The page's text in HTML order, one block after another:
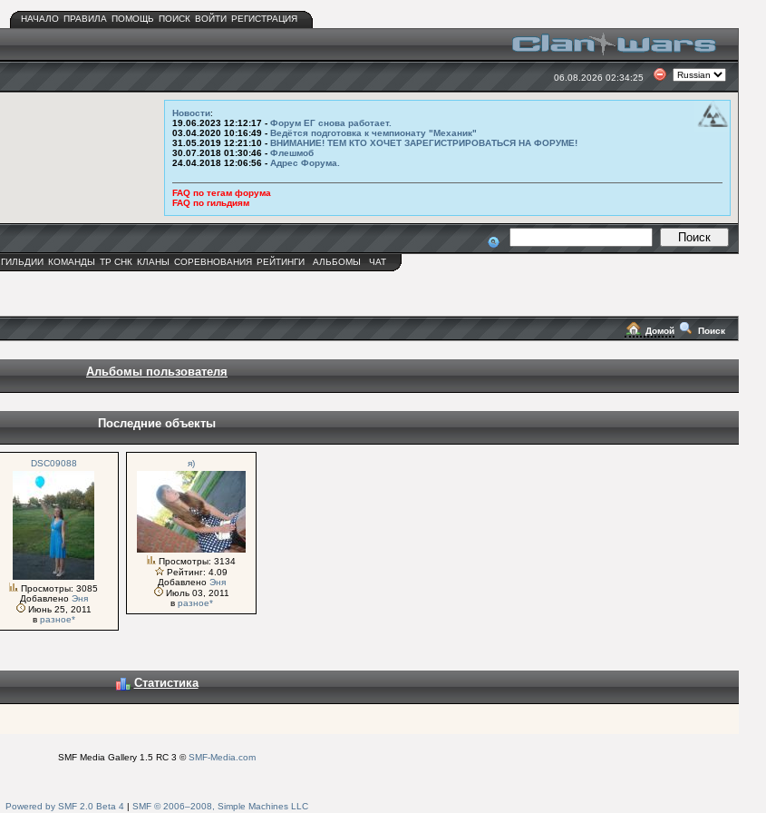
НАЧАЛО ПРАВИЛА ПОМОЩЬ ПОИСК ВОЙТИ РЕГИСТРАЦИЯ
06.08.2026 02:34:25
Новости:
19.06.2023 12:12:17 - Форум ЕГ снова работает.
03.04.2020 10:16:49 - Ведётся подготовка к чемпионату "Механик"
31.05.2019 12:21:10 - ВНИМАНИЕ! ТЕМ КТО ХОЧЕТ ЗАРЕГИСТРИРОВАТЬСЯ НА ФОРУМЕ!
30.07.2018 01:30:46 - Флешмоб
24.04.2018 12:06:56 - Адрес Форума.
FAQ по тегам форума
FAQ по гильдиям
ГИЛЬДИИ КОМАНДЫ ТР СНК КЛАНЫ СОРЕВНОВАНИЯ РЕЙТИНГИ АЛЬБОМЫ ЧАТ
Домой Поиск
Альбомы пользователя
Последние объекты
DSC09088
Просмотры: 3085
Добавлено Эня
Июнь 25, 2011
в разное*
я)
Просмотры: 3134
Рейтинг: 4.09
Добавлено Эня
Июль 03, 2011
в разное*
Статистика
SMF Media Gallery 1.5 RC 3 ©SMF-Media.com
Powered by SMF 2.0 Beta 4 SMF © 2006–2008, Simple Machines LLC